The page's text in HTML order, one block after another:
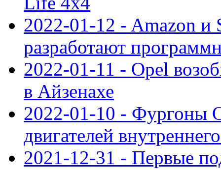
2022-01-12 - Amazon и
разработают
2022-01-11 - Opel
в Айзенахе
2022-01-10 - Фургоны
двигателей
2021-12-31 - Первые